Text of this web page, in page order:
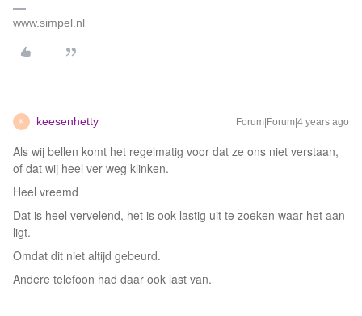
www.simpel.nl
K keesenhetty Forum|Forum|4 years ago
Als wij bellen komt het regelmatig voor dat ze ons niet verstaan,
of dat wij heel ver weg klinken.
Heel vreemd
Dat is heel vervelend, het is ook lastig uit te zoeken waar het aan
ligt.
Omdat dit niet altijd gebeurd.
Andere telefoon had daar ook last van.